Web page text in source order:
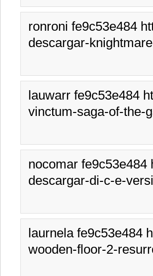
ronroni fe9c53e484
descargar-
lauwarr fe9c53e484
vinctum-saga-of-the-
nocomar fe9c53e484
descargar-di-c-e-
laurnela fe9c53e484
wooden-floor-2-